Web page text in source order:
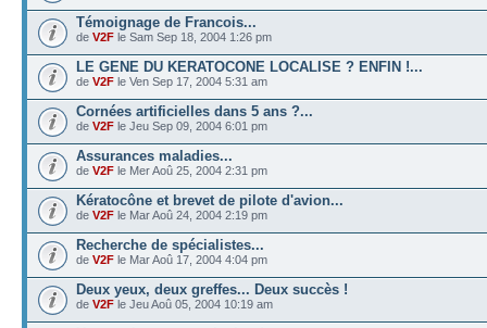
Témoignage de Francois...
de V2F le Sam Sep 18, 2004 1:26 pm
LE GENE DU KERATOCONE LOCALISE ? ENFIN !...
de V2F le Ven Sep 17, 2004 5:31 am
Cornées artificielles dans 5 ans ?...
de V2F le Jeu Sep 09, 2004 6:01 pm
Assurances maladies...
de V2F le Mer Aoû 25, 2004 2:31 pm
Kératocône et brevet de pilote d'avion...
de V2F le Mar Aoû 24, 2004 2:19 pm
Recherche de spécialistes...
de V2F le Mar Aoû 17, 2004 4:04 pm
Deux yeux, deux greffes... Deux succès !
de V2F le Jeu Aoû 05, 2004 10:19 am